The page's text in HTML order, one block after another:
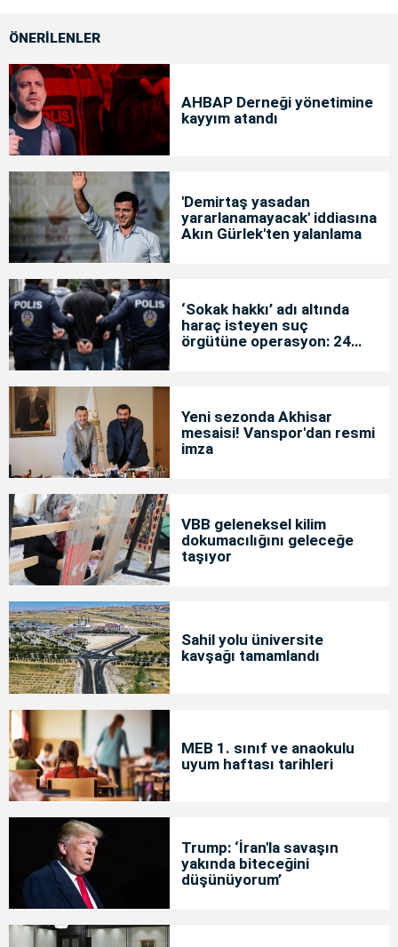
ÖNERİLENLER
AHBAP Derneği yönetimine
kayyım atandı
'Demirtaş yasadan
yararlanamayacak' iddiasına
Akın Gürlek'ten yalanlama
‘Sokak hakkı’ adı altında
haraç isteyen suç
örgütüne operasyon: 24
Yeni sezonda Akhisar
mesaisi! Vanspor'dan resmi
imza
VBB geleneksel kilim
dokumacılığını geleceğe
taşıyor
Sahil yolu üniversite
kavşağı tamamlandı
MEB 1. sınıf ve anaokulu
uyum haftası tarihleri
Trump: ‘İran'la savaşın
yakında biteceğini
düşünüyorum’